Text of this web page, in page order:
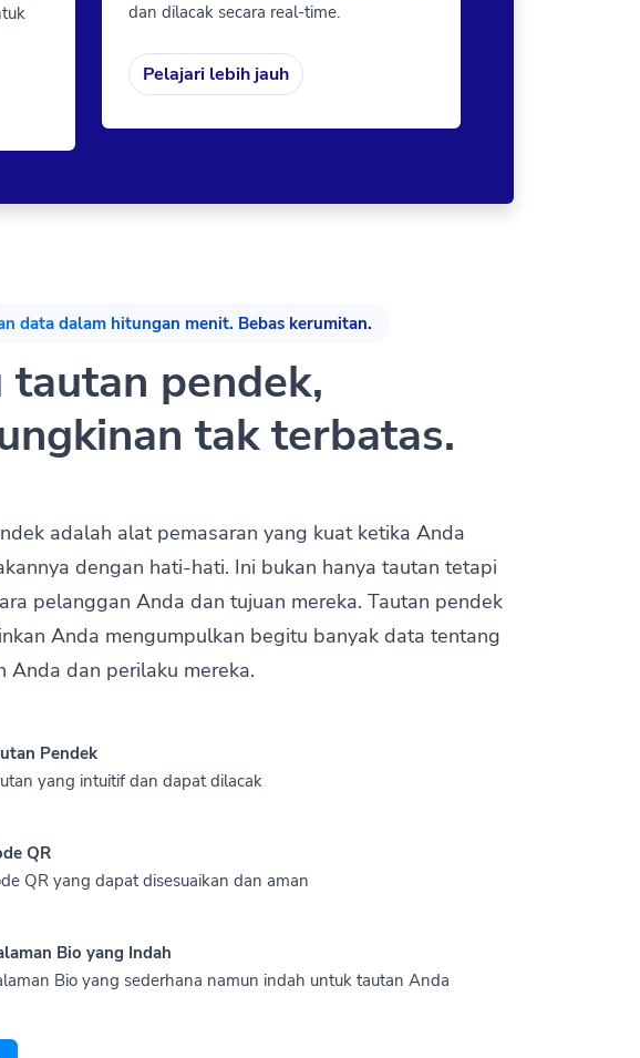
dan dilacak secara real-time.
Pelajari lebih jauh
data dalam hitungan menit. Bebas kerumitan.
tautan pendek,
tak terbatas.
adalah alat pemasaran yang kuat ketika Anda
dengan hati-hati. Ini bukan hanya tautan tetapi
pelanggan Anda dan tujuan mereka. Tautan pendek
Anda mengumpulkan begitu banyak data tentang
Anda dan perilaku mereka.
Pendek
yang intuitif dan dapat dilacak
QR
QR yang dapat disesuaikan dan aman
Bio yang Indah
Bio yang sederhana namun indah untuk tautan Anda